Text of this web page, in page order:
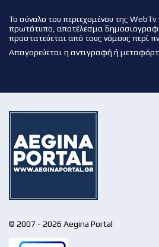
Το σύνολο του περιεχομένου της WebTv
πρωτότυπο, αποτέλεσμα
προστατεύεται από τους νόμους περί
Απαγορεύεται η αντιγραφή ή
© 2007 - 2026 Aegina Portal